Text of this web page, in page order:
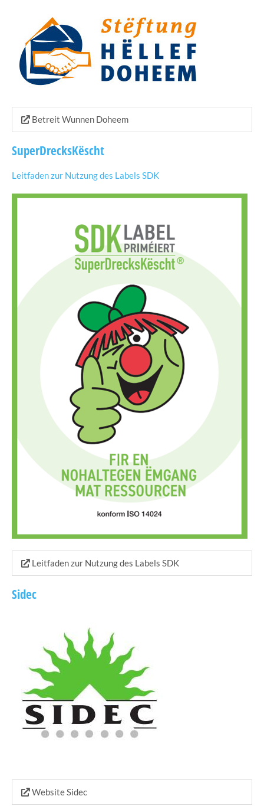
Betreit Wunnen Doheem
SuperDrecksKëscht
Leitfaden zur Nutzung des Labels SDK
Leitfaden zur Nutzung des Labels SDK
Sidec
Website Sidec